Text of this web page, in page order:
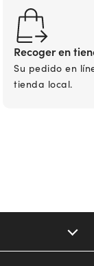
Recoger en
Su pedido en
tienda local.